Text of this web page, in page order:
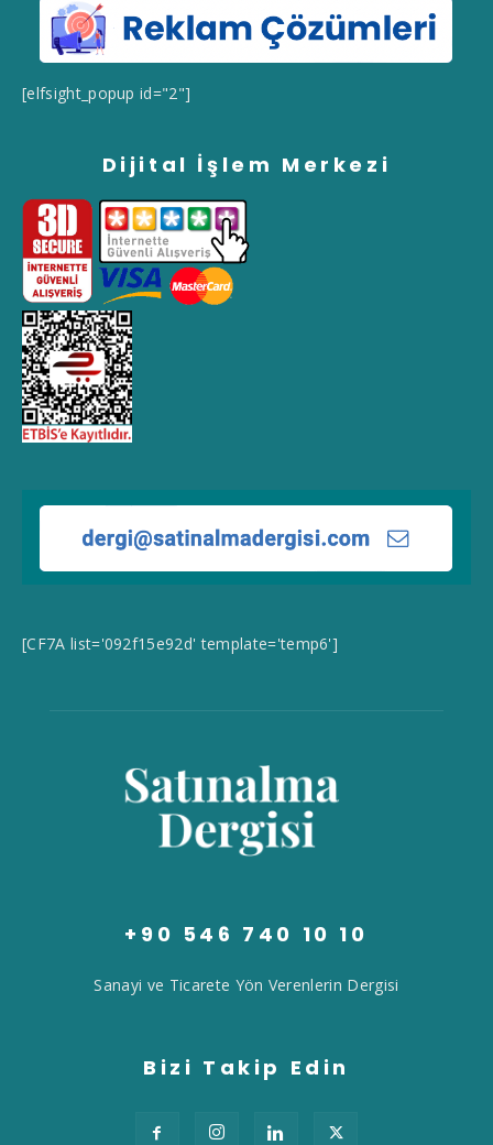
[elfsight_popup id="2"]
Dijital İşlem Merkezi
[CF7A list='092f15e92d' template='temp6']
+90 546 740 10 10
Sanayi ve Ticarete Yön Verenlerin Dergisi
Bizi Takip Edin